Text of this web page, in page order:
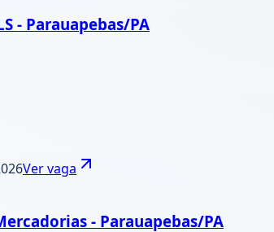
- Parauapebas/PA
Ver vaga
- Parauapebas/PA